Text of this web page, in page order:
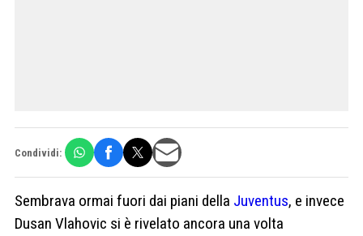
Condividi:
Sembrava ormai fuori dai piani della Juventus, e invece
Dusan Vlahovic si è rivelato ancora una volta